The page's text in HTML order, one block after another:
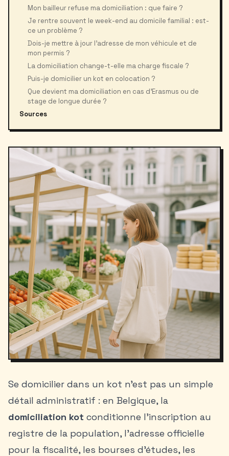
Mon bailleur refuse ma domiciliation : que faire ?
Je rentre souvent le week-end au domicile familial : est-
ce un problème ?
Dois-je mettre à jour l’adresse de mon véhicule et de
mon permis ?
La domiciliation change-t-elle ma charge fiscale ?
Puis-je domicilier un kot en colocation ?
Que devient ma domiciliation en cas d’Erasmus ou de
stage de longue durée ?
Sources
Se domicilier dans un kot n’est pas un simple
détail administratif : en Belgique, la
domiciliation kot conditionne l’inscription au
registre de la population, l’adresse officielle
pour la fiscalité, les bourses d’études, les